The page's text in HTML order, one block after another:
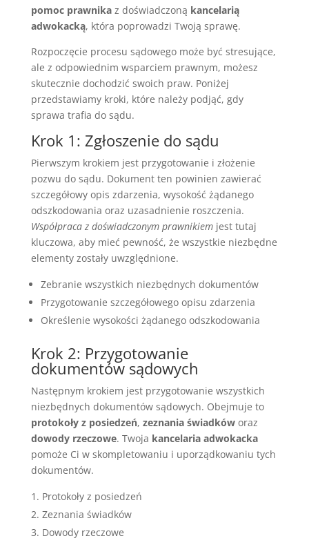
pomoc prawnikaz doświadczoną kancelarią
adwokacką, która poprowadzi Twoją sprawę.
Rozpoczęcie procesu sądowego może być stresujące,
ale z odpowiednim wsparciem prawnym, możesz
skutecznie dochodzić swoich praw. Poniżej
przedstawiamy kroki, które należy podjąć, gdy
sprawa trafia do sądu.
Krok 1: Zgłoszenie do sądu
Pierwszym krokiem jest przygotowanie i złożenie
pozwu do sądu. Dokument ten powinien zawierać
szczegółowy opis zdarzenia, wysokość żądanego
odszkodowania oraz uzasadnienie roszczenia.
Współpraca z doświadczonym prawnikiemjest tutaj
kluczowa, aby mieć pewność, że wszystkie niezbędne
elementy zostały uwzględnione.
Zebranie wszystkich niezbędnych dokumentów
Przygotowanie szczegółowego opisu zdarzenia
Określenie wysokości żądanego odszkodowania
Krok 2: Przygotowanie
dokumentów sądowych
Następnym krokiem jest przygotowanie wszystkich
niezbędnych dokumentów sądowych. Obejmuje to
protokoły z posiedzeń, zeznania świadkóworaz
dowody rzeczowe. Twoja kancelaria adwokacka
pomoże Ci w skompletowaniu i uporządkowaniu tych
dokumentów.
Protokoły z posiedzeń
Zeznania świadków
Dowody rzeczowe